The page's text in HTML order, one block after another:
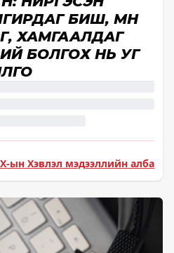
БИШ, ӨМНӨ
ХАМГААЛДАГ
БОЛГОХ НЬ УГ
ын Хэвлэл мэдээллийн алба